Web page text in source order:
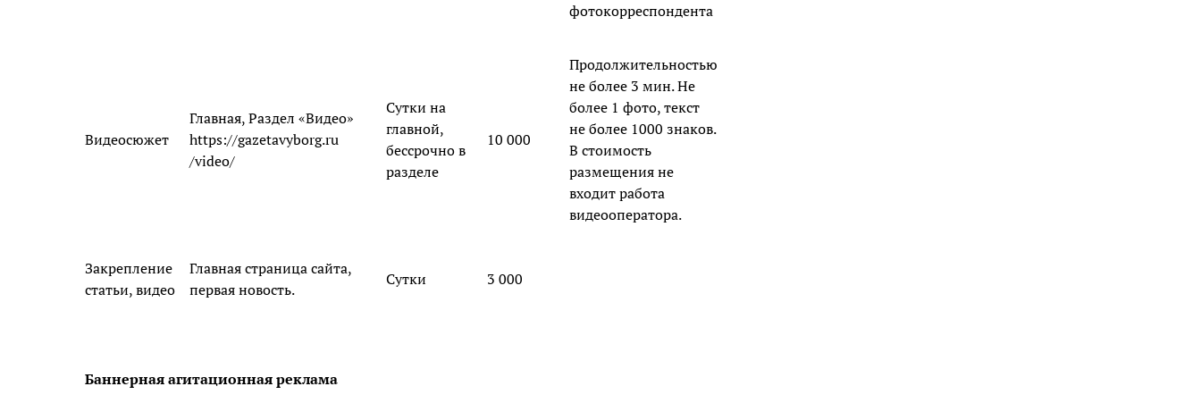
фотокорреспондента
Видеосюжет
Главная, Раздел «Видео»
https://gazetavyborg.ru
/video/
Сутки на
главной,
бессрочно в
разделе
10 000
Продолжительностью
не более 3 мин. Не
более 1 фото, текст
не более 1000 знаков.
В стоимость
размещения не
входит работа
видеооператора.
Закрепление
статьи, видео
Главная страница сайта,
первая новость.
Сутки 3 000
Баннерная агитационная реклама